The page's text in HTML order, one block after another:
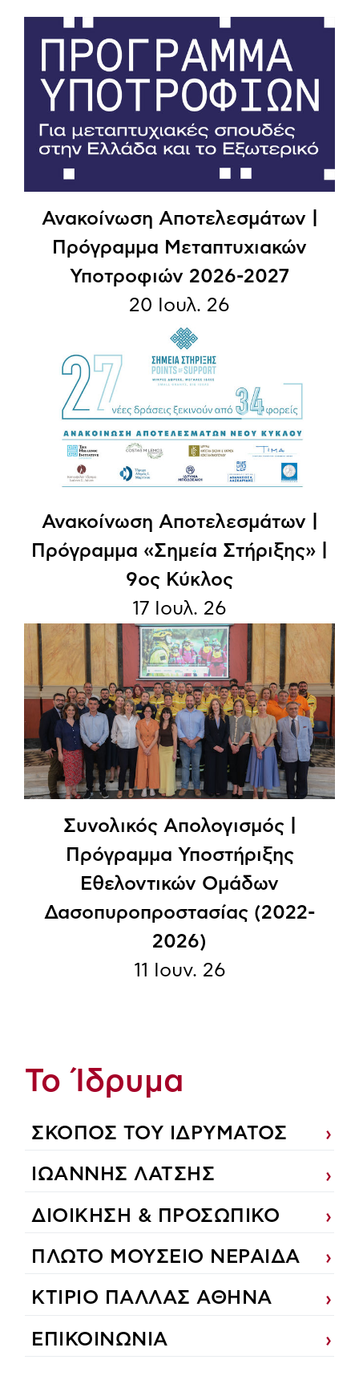
Ανακοίνωση Αποτελεσμάτων |
Πρόγραμμα Μεταπτυχιακών
Υποτροφιών 2026-2027
20 Ιουλ. 26
Ανακοίνωση Aποτελεσμάτων |
Πρόγραμμα «Σημεία Στήριξης» |
9ος Κύκλος
17 Ιουλ. 26
Συνολικός Απολογισμός |
Πρόγραμμα Υποστήριξης
Εθελοντικών Ομάδων
Δασοπυροπροστασίας (2022-
2026)
11 Ιουν. 26
Το Ίδρυμα
ΣΚΟΠΟΣ ΤΟΥ ΙΔΡΥΜΑΤΟΣ
ΙΩΑΝΝΗΣ ΛΑΤΣΗΣ
ΔΙΟΙΚΗΣΗ & ΠΡΟΣΩΠΙΚΟ
ΠΛΩΤΟ ΜΟΥΣΕΙΟ ΝΕΡΑΙΔΑ
ΚΤΙΡΙΟ ΠΑΛΛΑΣ ΑΘΗΝΑ
ΕΠΙΚΟΙΝΩΝΙΑ